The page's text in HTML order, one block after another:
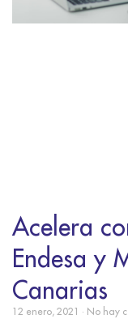
Acelera
Endesa y
Canarias
12 enero, 2021 No hay